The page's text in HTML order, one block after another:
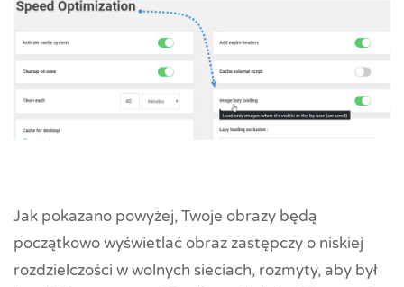
Jak pokazano powyżej, Twoje obrazy będą
początkowo wyświetlać obraz zastępczy o niskiej
rozdzielczości w wolnych sieciach, rozmyty, aby był